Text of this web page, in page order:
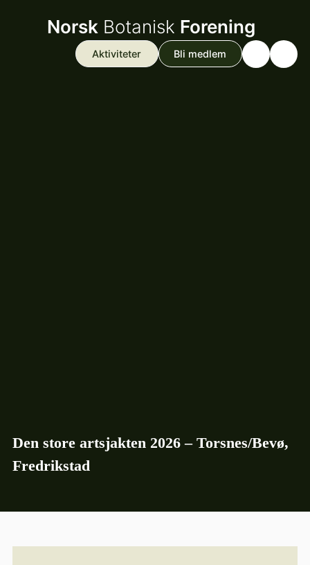
Norsk Botanisk Forening
Aktiviteter Bli medlem Search
Den store artsjakten 2026 – Torsnes/Bevø,
Fredrikstad